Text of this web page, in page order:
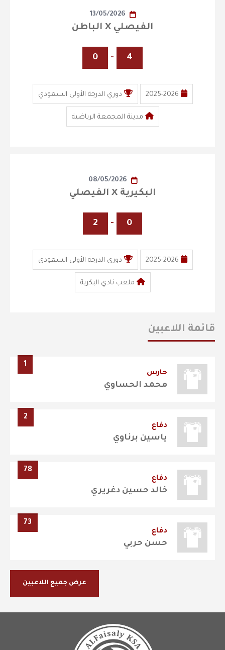
13/05/2026
الفيصلي X الباطن
4
-
0
2025-2026 دوري الدرجة الأولى السعودي
مدينة المجمعة الرياضية
08/05/2026
البكيرية X الفيصلي
0
-
2
2025-2026 دوري الدرجة الأولى السعودي
ملعب نادي البكرية
قائمة اللاعبين
1
حارس
محمد الحساوي
2
دفاع
ياسين برناوي
78
دفاع
خالد حسين دغريري
73
دفاع
حسن حربي
عرض جميع اللاعبين